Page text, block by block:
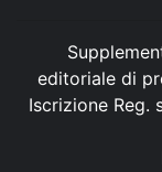
editoriale di
Iscrizione Reg.